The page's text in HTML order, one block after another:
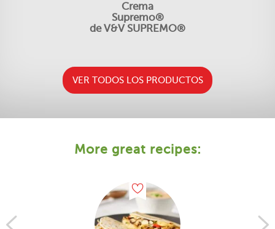
Crema
Supremo®
de V&V SUPREMO®
VER TODOS LOS PRODUCTOS
More great recipes: